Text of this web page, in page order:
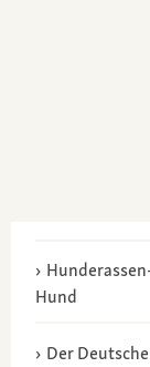
Hund
Der